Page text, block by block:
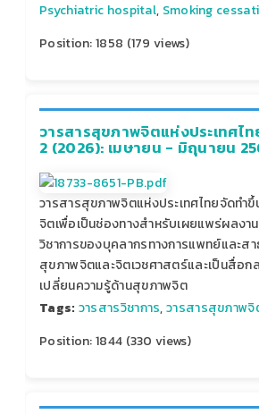
Psychiatric hospital, Smoking
Position:1858 (179 views)
วารสารสุขภาพจิตแห่งประเทศไ
2 (2026): เมษายน - มิถุนายน
วารสารสุขภาพจิตแห่งประเทศไทยจัดทำ
จิตเพื่อเป็นช่องทางสำหรับเผยแพร่ผลงา
วิชาการของบุคลากรทางการแพทย์และส
สุขภาพจิตและจิตเวชศาสตร์และเป็นสื่อก
เปลี่ยนความรู้ด้านสุขภาพจิต
Tags: วารสารวิชาการ,วารสารสุขภาพจิ
Position:1844 (330 views)